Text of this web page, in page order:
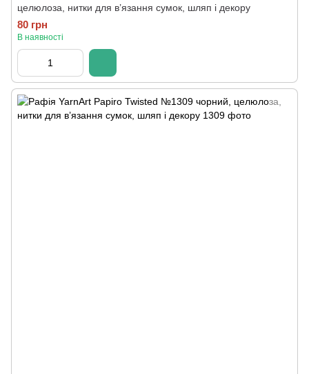
целюлоза, нитки для в’язання сумок, шляп і декору
80 грн
В наявності